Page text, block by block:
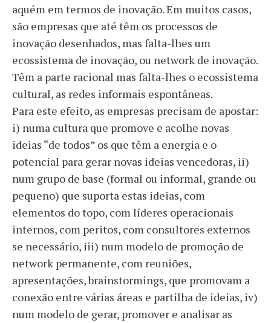
aquém em termos de inovação. Em muitos casos,
são empresas que até têm os processos de
inovação desenhados, mas falta-lhes um
ecossistema de inovação, ou network de inovação.
Têm a parte racional mas falta-lhes o ecossistema
cultural, as redes informais espontâneas.
Para este efeito, as empresas precisam de apostar:
i) numa cultura que promove e acolhe novas
ideias “de todos” os que têm a energia e o
potencial para gerar novas ideias vencedoras, ii)
num grupo de base (formal ou informal, grande ou
pequeno) que suporta estas ideias, com
elementos do topo, com líderes operacionais
internos, com peritos, com consultores externos
se necessário, iii) num modelo de promoção de
network permanente, com reuniões,
apresentações, brainstormings, que promovam a
conexão entre várias áreas e partilha de ideias, iv)
num modelo de gerar, promover e analisar as